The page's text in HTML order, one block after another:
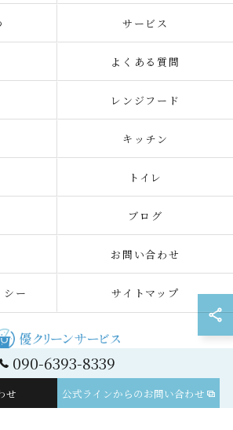
090-6393-8339
せ 公式ラインからのお問い合わせ
サービス
よくある質問
レンジフード
キッチン
トイレ
ブログ
お問い合わせ
ー サイトマップ
RESERVED.